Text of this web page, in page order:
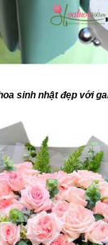
sinh nhật đẹp với